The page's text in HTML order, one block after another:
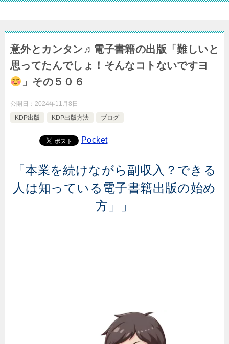
意外とカンタン♬電子書籍の出版「難しいと
思ってたんでしょ！そんなコトないですヨ
」その５０６
公開日： 2024年11月8日
KDP出版
KDP出版方法 ブログ
Pocket
「本業を続けながら副収入？できる
人は知っている電子書籍出版の始め
方」」